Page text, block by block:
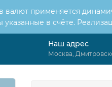
валют применяется
в счёте.
Наш адрес
Москва,